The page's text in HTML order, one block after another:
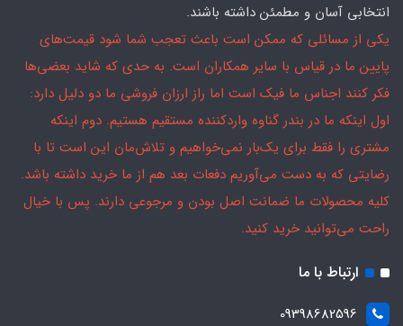
انتخابی آسان و مطمئن داشته باشند.
یکی از مسائلی که ممکن است باعث تعجب شما شود قیمت‌های
پایین ما در قیاس با سایر همکاران است. به حدی که شاید بعضی‌ها
فکر کنند اجناس ما فیک است اما راز ارزان فروشی ما دو دلیل دارد:
اول اینکه ما در بندر گناوه واردکننده مستقیم هستیم. دوم اینکه
مشتری را فقط برای یک‌بار نمی‌خواهیم و تلاش‌مان این است تا با
رضایتی که به دست می‌آوریم دفعات بعد هم از ما خرید داشته باشد.
کلیه محصولات ما ضمانت اصل بودن و مرجوعی دارند. پس با خیال
راحت می‌توانید خرید کنید.
ارتباط با ما
09398682596